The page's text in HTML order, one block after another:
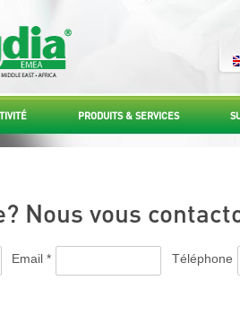
PRODUITS & SERVICES
Nous vous
Email * Téléphone